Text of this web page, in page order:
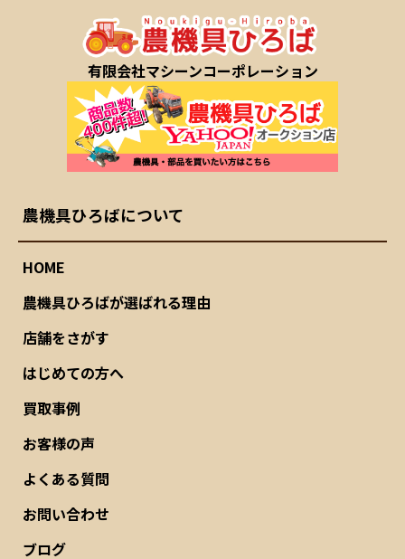
有限会社マシーンコーポレーション
農機具ひろばについて
HOME
農機具ひろばが選ばれる理由
店舗をさがす
はじめての方へ
買取事例
お客様の声
よくある質問
お問い合わせ
ブログ